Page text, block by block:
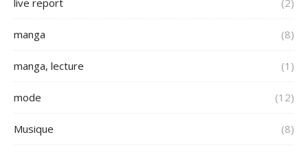
manga (8)
manga, lecture (1)
mode (12)
Musique (8)